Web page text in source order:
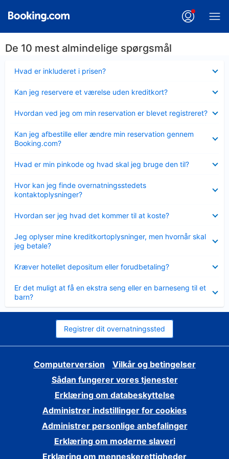
De 10 mest almindelige spørgsmål
Hvad er inkluderet i prisen?
Kan jeg reservere et værelse uden kreditkort?
Hvordan ved jeg om min reservation er blevet registreret?
Kan jeg afbestille eller ændre min reservation gennem
Booking.com?
Hvad er min pinkode og hvad skal jeg bruge den til?
Hvor kan jeg finde overnatningsstedets
kontaktoplysninger?
Hvordan ser jeg hvad det kommer til at koste?
Jeg oplyser mine kreditkortoplysninger, men hvornår skal
jeg betale?
Kræver hotellet depositum eller forudbetaling?
Er det muligt at få en ekstra seng eller en barneseng til et
barn?
Registrer dit overnatningssted
Computerversion
Vilkår og betingelser
Sådan fungerer vores tjenester
Erklæring om databeskyttelse
Administrer indstillinger for cookies
Administrer personlige anbefalinger
Erklæring om moderne slaveri
Erklæring om menneskerettigheder